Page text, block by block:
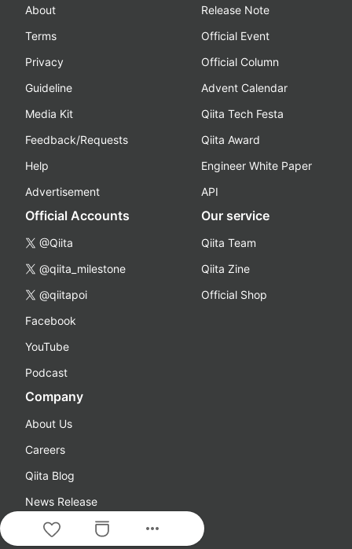
more_horiz
About
Terms
Privacy
Guideline
Media Kit
Feedback/Requests
Help
Advertisement
Release Note
Official Event
Official Column
Advent Calendar
Qiita Tech Festa
Qiita Award
Engineer White Paper
API
Official Accounts
@Qiita
@qiita_milestone
@qiitapoi
Facebook
YouTube
Podcast
Our service
Qiita Team
Qiita Zine
Official Shop
Company
About Us
Careers
Qiita Blog
News Release